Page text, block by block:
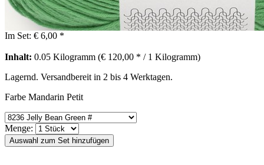
Im Set: € 6,00 *
Inhalt: 0.05 Kilogramm (€ 120,00 * / 1 Kilogramm)
Lagernd. Versandbereit in 2 bis 4 Werktagen.
Farbe Mandarin Petit
Menge: